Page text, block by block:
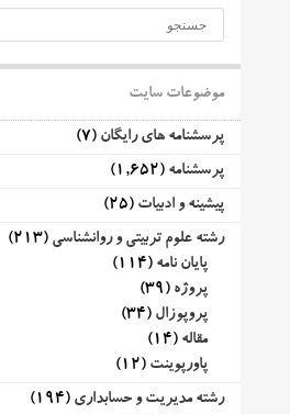
موضوعات سایت
پرسشنامه های رایگان (7)
پرسشنامه (1,652)
پیشینه و ادبیات (25)
رشته علوم تربیتی و روانشناسی (213)
پایان نامه (114)
پروژه (39)
پروپوزال (34)
مقاله (14)
پاورپوینت (12)
رشته مدیریت و حسابداری (194)